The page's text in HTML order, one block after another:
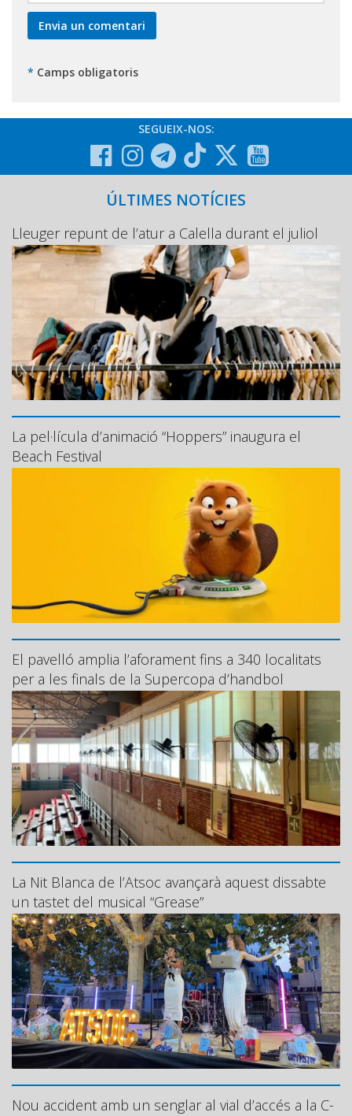
* Camps obligatoris
SEGUEIX-NOS:
ÚLTIMES NOTÍCIES
Lleuger repunt de l’atur a Calella durant el juliol
La pel·lícula d’animació “Hoppers” inaugura el
Beach Festival
El pavelló amplia l’aforament fins a 340 localitats
per a les finals de la Supercopa d’handbol
La Nit Blanca de l’Atsoc avançarà aquest dissabte
un tastet del musical “Grease”
Nou accident amb un senglar al vial d’accés a la C-